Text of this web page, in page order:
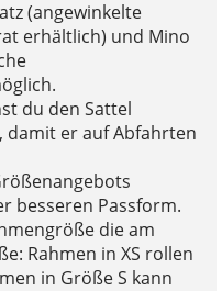
(angewinkelte
erhältlich) und Mino
du den Sattel
damit er auf Abfahrten
besseren Passform.
die am
Rahmen in XS rollen
in Größe S kann